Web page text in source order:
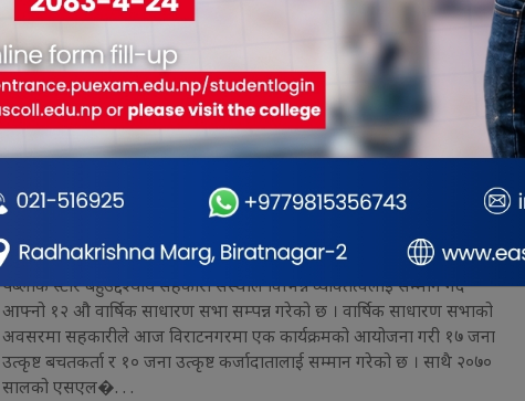
स्वाराज ट्रयाक्टरको आधिकारीक विक्रेता महावीर अटोमोबाइल्सले नयां स्वारज ७
सय ३५ एक्स टी बजारमा ल्याएको छ । विराटनगरमा आज आयोजित एक
कार्यक्रमकाबीच स्वराज ट्रयाक्टरका अन्र्तराष्ट्रिय बजार व्यवस्थापक दाबीन्द्र
मलहोत्राले सो ट्रयाक्टरको बिक्रि सुरुआत गर्नुभयो । ७३५ एक्स टीले किसानहरुलाई
कम लगानीम�. . .
पब्लीक स्टार बहुउद्देश्यीय सहकारी संस्थाको १२ औ वार्षिक
साधारण सभा सम्पन्न
Nov 1, 2014
पब्लीक स्टार बहुउद्देश्यीय सहकारी संस्थाले विभिन्न व्यक्तित्वलाई सम्मान गर्दै
आफ्नो १२ औ वार्षिक साधारण सभा सम्पन्न गरेको छ । वार्षिक साधारण सभाको
अवसरमा सहकारीले आज विराटनगरमा एक कार्यक्रमको आयोजना गरी १७ जना
उत्कृष्ट बचतकर्ता र १० जना उत्कृष्ट कर्जादातालाई सम्मान गरेको छ । साथै २०७०
सालको एसएल�. . .